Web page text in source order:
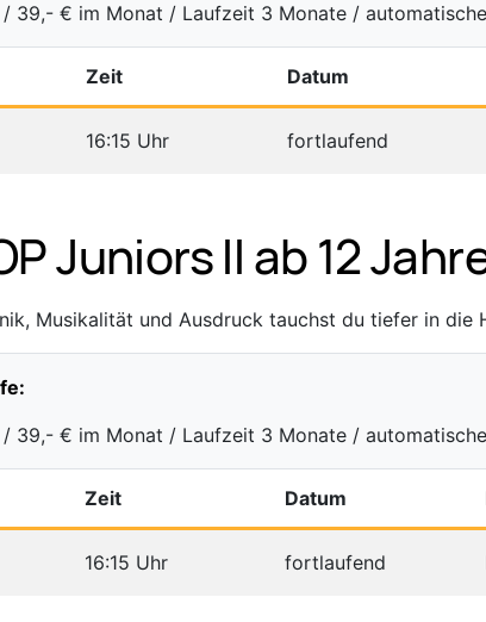
39,- € im Monat / Laufzeit 3 Monate /
Zeit Datum
16:15 Uhr fortlaufend
Juniors II ab 12
Musikalität und Ausdruck tauchst du tiefer in
39,- € im Monat / Laufzeit 3 Monate /
Zeit Datum
16:15 Uhr fortlaufend